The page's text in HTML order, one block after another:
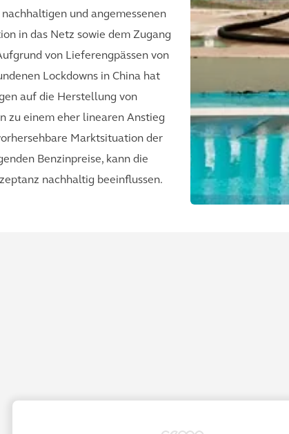
und angemessenen
in das Netz sowie dem Zugang
von Lieferengpässen von
Lockdowns in China hat
auf die Herstellung von
zu einem eher linearen Anstieg
Marktsituation der
Benzinpreise, kann die
nachhaltig beeinflussen.